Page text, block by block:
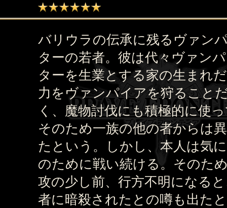
バリウラの伝承に残るヴァン
ターの若者。彼は代々ヴァン
ターを生業とする家の生まれ
力をヴァンパイアを狩ること
く、魔物討伐にも積極的に使
そのため一族の他の者からは
たという。しかし、本人は気
のために戦い続ける。そのた
攻の少し前、行方不明になる
者に暗殺されたとの噂も出た